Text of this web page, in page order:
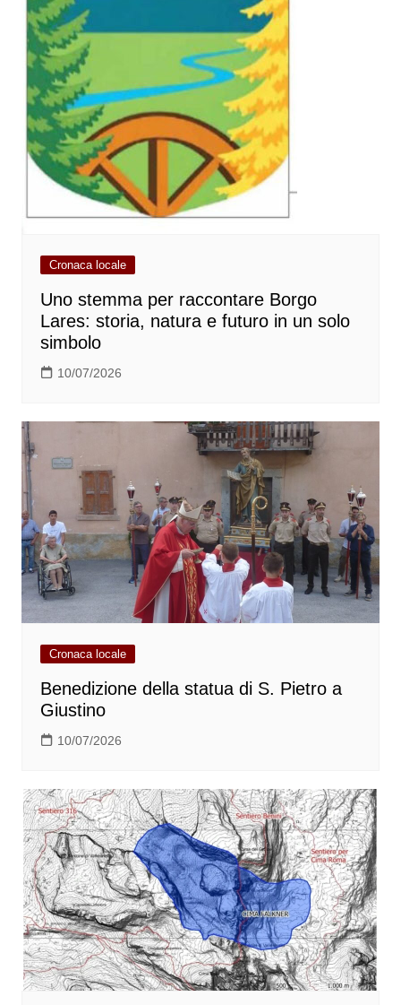
Cronaca locale
Uno stemma per raccontare Borgo
Lares: storia, natura e futuro in un solo
simbolo
10/07/2026
Cronaca locale
Benedizione della statua di S. Pietro a
Giustino
10/07/2026